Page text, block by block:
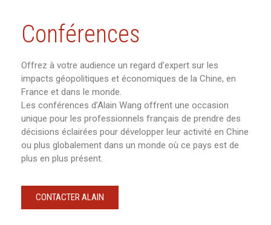
Conférences
Offrez à votre audience un regard d’expert sur les
impacts géopolitiques et économiques de la Chine, en
France et dans le monde.
Les conférences d’Alain Wang offrent une occasion
unique pour les professionnels français de prendre des
décisions éclairées pour développer leur activité en Chine
ou plus globalement dans un monde où ce pays est de
plus en plus présent.
CONTACTER ALAIN